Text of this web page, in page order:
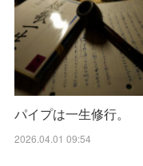
パイプは一生修行。
2026.04.01 09:54